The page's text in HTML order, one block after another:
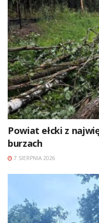
Powiat ełcki z
burzach
7 SIERPNIA 2026